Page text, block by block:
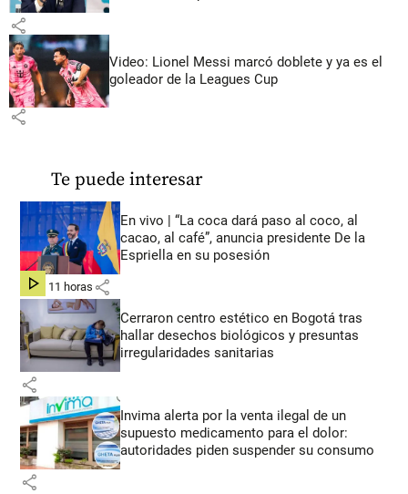
share
Video: Lionel Messi marcó doblete y ya es el
goleador de la Leagues Cup
share
Te puede interesar
En vivo | “La coca dará paso al coco, al
cacao, al café”, anuncia presidente De la
Espriella en su posesión
hace 11 horas share
Cerraron centro estético en Bogotá tras
hallar desechos biológicos y presuntas
irregularidades sanitarias
share
Invima alerta por la venta ilegal de un
supuesto medicamento para el dolor:
autoridades piden suspender su consumo
share